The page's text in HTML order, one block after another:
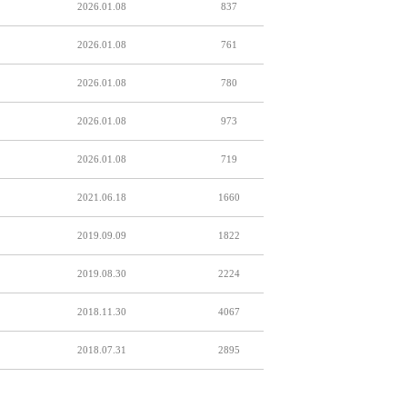
2026.01.08 837
2026.01.08 761
2026.01.08 780
2026.01.08 973
2026.01.08 719
2021.06.18 1660
2019.09.09 1822
2019.08.30 2224
2018.11.30 4067
2018.07.31 2895